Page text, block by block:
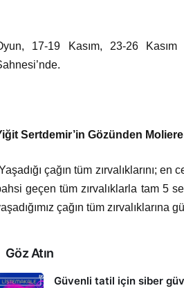
17-19 Kasım, 23-26
Sertdemir’in Gözünden
çağın tüm zırvalıklarını;
geçen tüm zırvalıklarla tam 5
çağın tüm
Göz Atın
Güvenli tatil için siber